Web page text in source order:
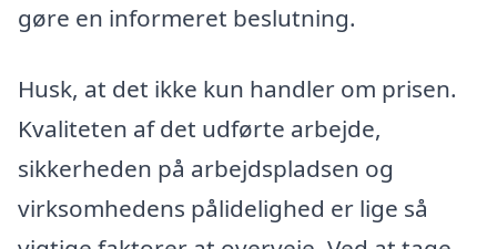
gøre en informeret beslutning.
Husk, at det ikke kun handler om prisen.
Kvaliteten af det udførte arbejde,
sikkerheden på arbejdspladsen og
virksomhedens pålidelighed er lige så